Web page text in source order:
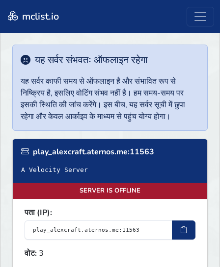
mclist.io
यह सर्वर संभवतः ऑफलाइन रहेगा
यह सर्वर काफी समय से ऑफलाइन है और संभावित रूप से
निष्क्रिय है, इसलिए वोटिंग संभव नहीं है। हम समय-समय पर
इसकी स्थिति की जांच करेंगे। इस बीच, यह सर्वर सूची में छुपा
रहेगा और केवल आर्काइव के माध्यम से पहुंच योग्य होगा।
play_alexcraft.aternos.me:11563
A Velocity Server
SERVER IS OFFLINE
पता (IP):
वोट: 3